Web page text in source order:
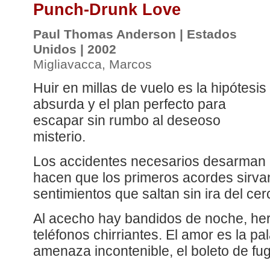
Punch-Drunk Love
Paul Thomas Anderson | Estados
Unidos | 2002
Migliavacca, Marcos
Huir en millas de vuelo es la hipótesis
absurda y el plan perfecto para
escapar sin rumbo al deseoso
misterio.
Los accidentes necesarios
hacen que los primeros acordes
sentimientos que saltan sin ira del
Al acecho hay bandidos de noche,
teléfonos chirriantes. El amor es la
amenaza incontenible, el boleto de